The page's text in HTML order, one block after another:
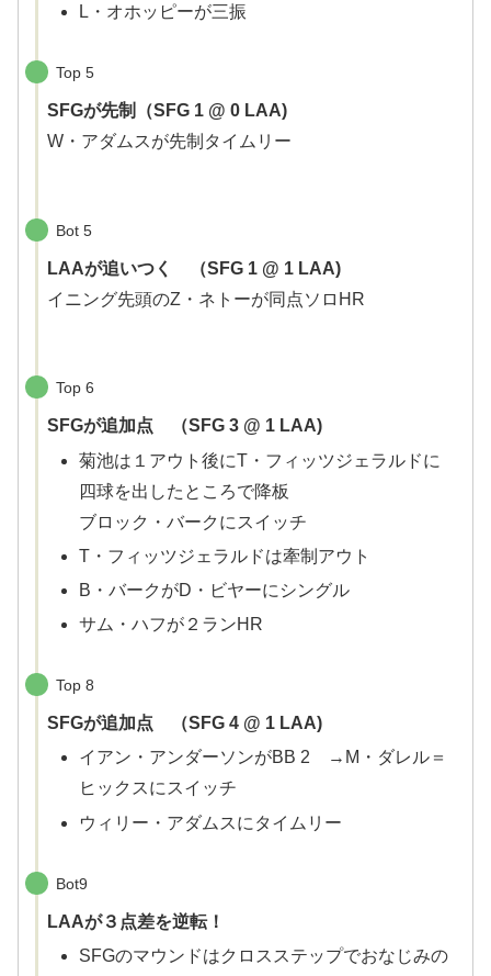
L・オホッピーが三振
Top 5
SFGが先制（SFG 1 @ 0 LAA)
W・アダムスが先制タイムリー
Bot 5
LAAが追いつく （SFG 1 @ 1 LAA)
イニング先頭のZ・ネトーが同点ソロHR
Top 6
SFGが追加点 （SFG 3 @ 1 LAA)
菊池は１アウト後にT・フィッツジェラルドに
四球を出したところで降板
ブロック・バークにスイッチ
T・フィッツジェラルドは牽制アウト
B・バークがD・ビヤーにシングル
サム・ハフが２ランHR
Top 8
SFGが追加点 （SFG 4 @ 1 LAA)
イアン・アンダーソンがBB 2 →M・ダレル＝
ヒックスにスイッチ
ウィリー・アダムスにタイムリー
Bot9
LAAが３点差を逆転！
SFGのマウンドはクロスステップでおなじみの